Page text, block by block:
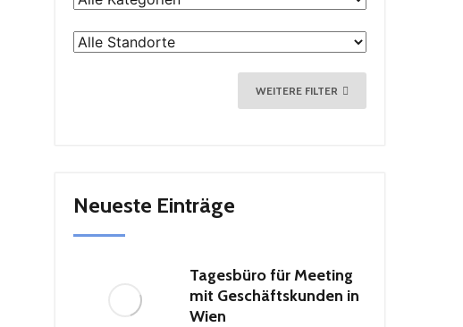
WEITERE FILTER
Neueste Einträge
Tagesbüro für Meeting
mit Geschäftskunden in
Wien